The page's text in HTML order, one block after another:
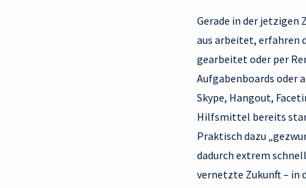
Gerade in der jetzigen
aus arbeitet, erfahren
gearbeitet oder per
Aufgabenboards oder
Skype, Hangout,
Hilfsmittel bereits
Praktisch dazu
dadurch extrem
vernetzte Zukunft – in